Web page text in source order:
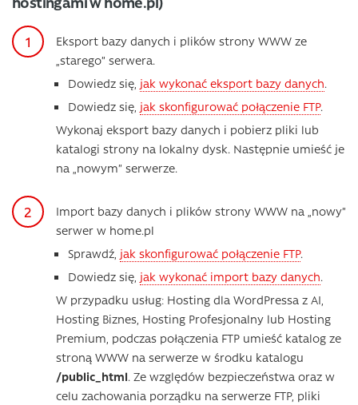
Eksport bazy danych i plików strony WWW ze
„starego” serwera.
Dowiedz się, jak wykonać eksport bazy danych.
Dowiedz się, jak skonfigurować połączenie FTP.
Wykonaj eksport bazy danych i pobierz pliki lub
katalogi strony na lokalny dysk. Następnie umieść je
na „nowym” serwerze.
Import bazy danych i plików strony WWW na „nowy”
serwer w home.pl
Sprawdź, jak skonfigurować połączenie FTP.
Dowiedz się, jak wykonać import bazy danych.
W przypadku usług: Hosting dla WordPressa z AI,
Hosting Biznes, Hosting Profesjonalny lub Hosting
Premium, podczas połączenia FTP umieść katalog ze
stroną WWW na serwerze w środku katalogu
/public_html. Ze względów bezpieczeństwa oraz w
celu zachowania porządku na serwerze FTP, pliki